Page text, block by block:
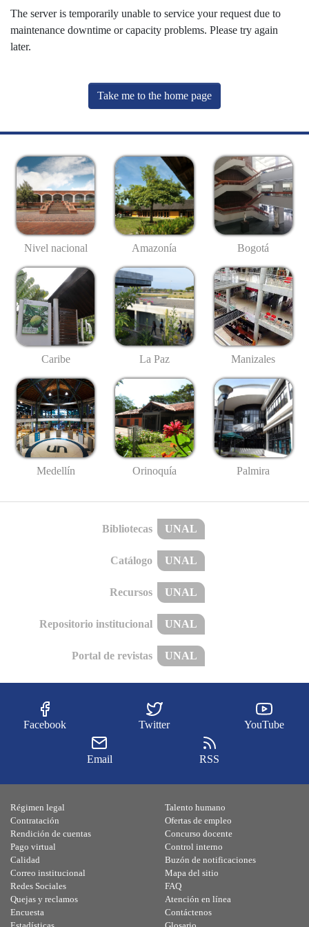
The server is temporarily unable to service your request due to
maintenance downtime or capacity problems. Please try again
later.
Take me to the home page
Nivel nacional Amazonía Bogotá
Caribe La Paz Manizales
Medellín Orinoquía Palmira
Bibliotecas UNAL
Catálogo UNAL
Recursos UNAL
Repositorio institucional UNAL
Portal de revistas UNAL
Facebook Twitter YouTube
Email RSS
Régimen legal
Contratación
Rendición de cuentas
Pago virtual
Calidad
Talento humano
Ofertas de empleo
Concurso docente
Control interno
Buzón de notificaciones
Correo institucional
Redes Sociales
Quejas y reclamos
Encuesta
Mapa del sitio
FAQ
Atención en línea
Contáctenos